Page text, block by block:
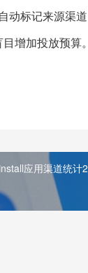
动标记来源渠
增加投放预算。
应用渠道统计